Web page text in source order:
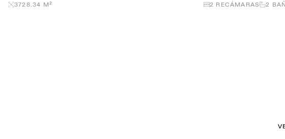
3728.34 M² 2 RECÁMARAS 2